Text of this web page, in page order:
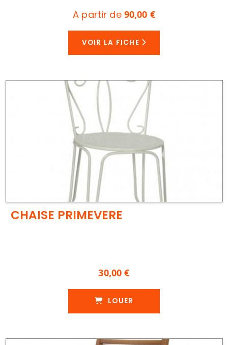
A partir de 90,00 €
VOIR LA FICHE
CHAISE PRIMEVERE
30,00 €
LOUER